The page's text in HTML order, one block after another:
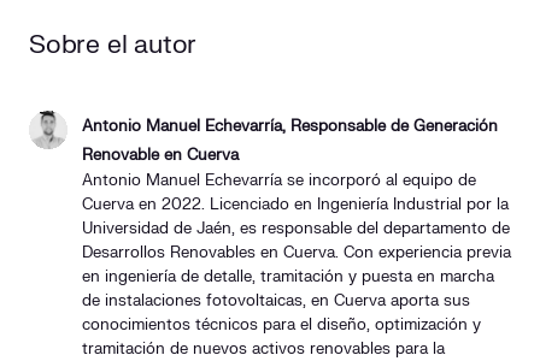
Sobre el autor
Antonio Manuel Echevarría, Responsable de Generación
Renovable en Cuerva
Antonio Manuel Echevarría se incorporó al equipo de
Cuerva en 2022. Licenciado en Ingeniería Industrial por la
Universidad de Jaén, es responsable del departamento de
Desarrollos Renovables en Cuerva. Con experiencia previa
en ingeniería de detalle, tramitación y puesta en marcha
de instalaciones fotovoltaicas, en Cuerva aporta sus
conocimientos técnicos para el diseño, optimización y
tramitación de nuevos activos renovables para la